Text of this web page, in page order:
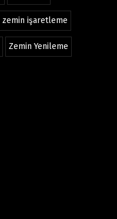
zemin işaretleme
Zemin Yenileme